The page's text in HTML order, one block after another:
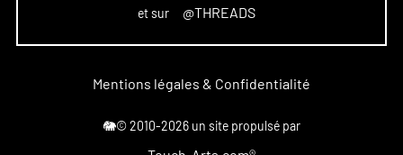
et sur @THREADS
Mentions légales & Confidentialité
🐘© 2010-2026 un site propulsé par